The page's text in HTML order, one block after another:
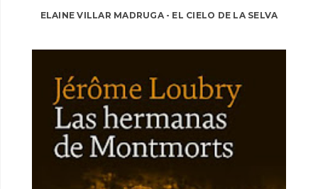
ELAINE VILLAR MADRUGA - EL CIELO DE LA SELVA